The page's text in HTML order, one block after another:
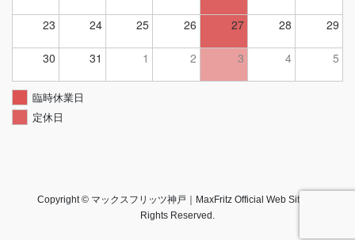
23 24 25 26 27 28 29
30 31 1 2 3 4 5
臨時休業日
定休日
Copyright © マックスフリッツ神戸｜MaxFritz Official Web Site All
Rights Reserved.